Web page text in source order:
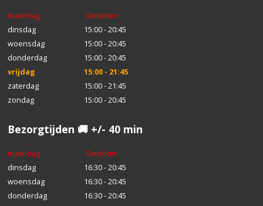
maandag
Gesloten
dinsdag
15:00 - 20:45
woensdag
15:00 - 20:45
donderdag
15:00 - 20:45
vrijdag
15:00 - 21:45
zaterdag
15:00 - 21:45
zondag
15:00 - 20:45
Bezorgtijden 🚚 +/- 40 min
maandag
Gesloten
dinsdag
16:30 - 20:45
woensdag
16:30 - 20:45
donderdag
16:30 - 20:45